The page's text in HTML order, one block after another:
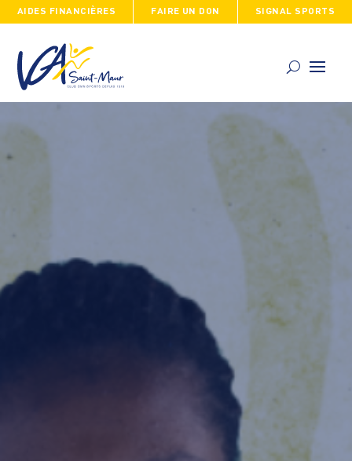
AIDES FINANCIÈRES FAIRE UN DON SIGNAL SPORTS